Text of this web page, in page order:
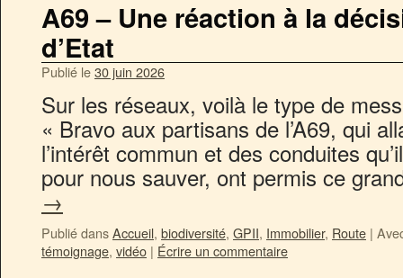
A69 – Une réaction à la
d’Etat
Publié le30 juin 2026
Sur les réseaux, voilà le type de
« Bravo aux partisans de l’A69, qui
l’intérêt commun et des conduites
pour nous sauver, ont permis ce
→
Publié dansAccueil, biodiversité, GPII, Immobilier, Route |
témoignage, vidéo | Écrire un commentaire